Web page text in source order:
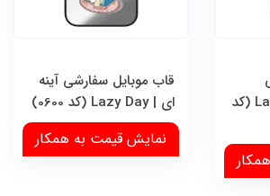
هولوگرامی |Lazy Day (کد
قاب موبایل سفارشی آینه
ای | Lazy Day (کد 0600)
نمایش قیمت به همکار